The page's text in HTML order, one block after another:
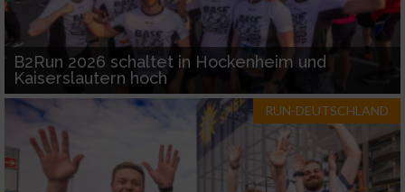
B2Run 2026 schaltet in Hockenheim und
Kaiserslautern hoch
RUN-DEUTSCHLAND